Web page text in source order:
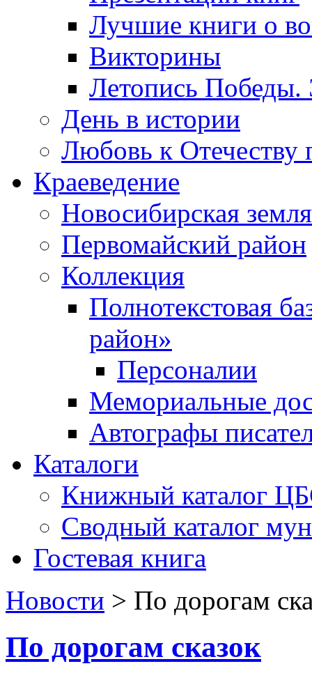
Лучшие книги о
Викторины
Летопись Победы.
День в истории
Любовь к Отечеству
Краеведение
Новосибирская земля
Первомайский район
Коллекция
Полнотекстовая
район»
Персоналии
Мемориальные
Автографы
Каталоги
Книжный каталог
Сводный каталог
Гостевая книга
Новости > По дорогам
По дорогам сказок